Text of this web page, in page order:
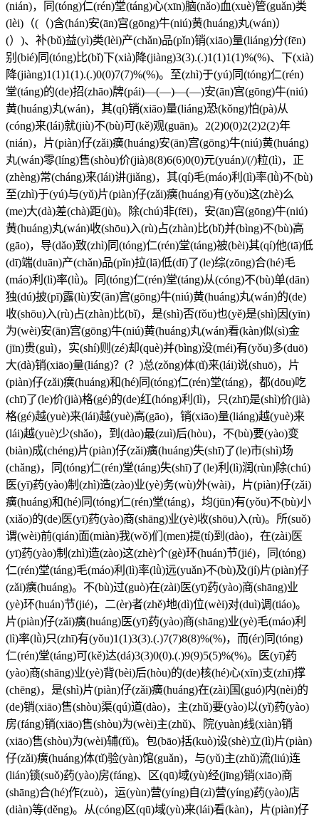
(nián)，同(tóng)仁(rén)堂(táng)心(xīn)脑(nǎo)血(xuè)管(guǎn)类
(lèi)（(（)含(hán)安(ān)宫(gōng)牛(niú)黄(huáng)丸(wán)）
(）)、补(bǔ)益(yì)类(lèi)产(chǎn)品(pǐn)销(xiāo)量(liáng)分(fēn)
别(bié)同(tóng)比(bǐ)下(xià)降(jiàng)3(3).(.)1(1)1(1)%(%)、下(xià)
降(jiàng)1(1)1(1).(.)0(0)7(7)%(%)。至(zhì)于(yú)同(tóng)仁(rén)
堂(táng)的(de)招(zhāo)牌(pái)—(—)—(—)安(ān)宫(gōng)牛(niú)
黄(huáng)丸(wán)，其(qí)销(xiāo)量(liáng)恐(kǒng)怕(pà)从
(cóng)来(lái)就(jiù)不(bù)可(kě)观(guān)。2(2)0(0)2(2)2(2)年
(nián)，片(piàn)仔(zǎi)癀(huáng)安(ān)宫(gōng)牛(niú)黄(huáng)
丸(wán)零(líng)售(shòu)价(jià)8(8)6(6)0(0)元(yuán)/(/)粒(lì)，正
(zhèng)常(cháng)来(lái)讲(jiǎng)，其(qí)毛(máo)利(lì)率(lǜ)不(bù)
至(zhì)于(yú)与(yǔ)片(piàn)仔(zǎi)癀(huáng)有(yǒu)这(zhè)么
(me)大(dà)差(chà)距(jù)。除(chú)非(fēi)，安(ān)宫(gōng)牛(niú)
黄(huáng)丸(wán)收(shōu)入(rù)占(zhàn)比(bǐ)并(bìng)不(bù)高
(gāo)，导(dǎo)致(zhì)同(tóng)仁(rén)堂(táng)被(bèi)其(qí)他(tā)低
(dī)端(duān)产(chǎn)品(pǐn)拉(lā)低(dī)了(le)综(zōng)合(hé)毛
(máo)利(lì)率(lǜ)。同(tóng)仁(rén)堂(táng)从(cóng)不(bù)单(dān)
独(dú)披(pī)露(lù)安(ān)宫(gōng)牛(niú)黄(huáng)丸(wán)的(de)
收(shōu)入(rù)占(zhàn)比(bǐ)，是(shì)否(fǒu)也(yě)是(shì)因(yīn)
为(wèi)安(ān)宫(gōng)牛(niú)黄(huáng)丸(wán)看(kàn)似(sì)金
(jīn)贵(guì)，实(shí)则(zé)却(què)并(bìng)没(méi)有(yǒu)多(duō)
大(dà)销(xiāo)量(liáng)？(？)总(zǒng)体(tǐ)来(lái)说(shuō)，片
(piàn)仔(zǎi)癀(huáng)和(hé)同(tóng)仁(rén)堂(táng)，都(dōu)吃
(chī)了(le)价(jià)格(gé)的(de)红(hóng)利(lì)，只(zhī)是(shì)价(jià)
格(gé)越(yuè)来(lái)越(yuè)高(gāo)，销(xiāo)量(liáng)越(yuè)来
(lái)越(yuè)少(shǎo)，到(dào)最(zuì)后(hòu)，不(bù)要(yào)变
(biàn)成(chéng)片(piàn)仔(zǎi)癀(huáng)失(shī)了(le)市(shì)场
(chǎng)，同(tóng)仁(rén)堂(táng)失(shī)了(le)利(lì)润(rùn)除(chú)
医(yī)药(yào)制(zhì)造(zào)业(yè)务(wù)外(wài)，片(piàn)仔(zǎi)
癀(huáng)和(hé)同(tóng)仁(rén)堂(táng)，均(jūn)有(yǒu)不(bù)小
(xiǎo)的(de)医(yī)药(yào)商(shāng)业(yè)收(shōu)入(rù)。所(suǒ)
谓(wèi)前(qián)面(miàn)我(wǒ)们(men)提(tí)到(dào)，在(zài)医
(yī)药(yào)制(zhì)造(zào)这(zhè)个(gè)环(huán)节(jié)，同(tóng)
仁(rén)堂(táng)毛(máo)利(lì)率(lǜ)远(yuǎn)不(bù)及(jí)片(piàn)仔
(zǎi)癀(huáng)。不(bù)过(guò)在(zài)医(yī)药(yào)商(shāng)业
(yè)环(huán)节(jié)，二(èr)者(zhě)地(dì)位(wèi)对(duì)调(tiáo)。
片(piàn)仔(zǎi)癀(huáng)医(yī)药(yào)商(shāng)业(yè)毛(máo)利
(lì)率(lǜ)只(zhī)有(yǒu)1(1)3(3).(.)7(7)8(8)%(%)，而(ér)同(tóng)
仁(rén)堂(táng)可(kě)达(dá)3(3)0(0).(.)9(9)5(5)%(%)。医(yī)药
(yào)商(shāng)业(yè)背(bèi)后(hòu)的(de)核(hé)心(xīn)支(zhī)撑
(chēng)，是(shì)片(piàn)仔(zǎi)癀(huáng)在(zài)国(guó)内(nèi)的
(de)销(xiāo)售(shòu)渠(qú)道(dào)，主(zhǔ)要(yào)以(yǐ)药(yào)
房(fáng)销(xiāo)售(shòu)为(wèi)主(zhǔ)、院(yuàn)线(xiàn)销
(xiāo)售(shòu)为(wèi)辅(fǔ)。包(bāo)括(kuò)设(shè)立(lì)片(piàn)
仔(zǎi)癀(huáng)体(tǐ)验(yàn)馆(guǎn)，与(yǔ)主(zhǔ)流(liú)连
(lián)锁(suǒ)药(yào)房(fáng)、区(qū)域(yù)经(jīng)销(xiāo)商
(shāng)合(hé)作(zuò)，运(yùn)营(yíng)自(zì)营(yíng)药(yào)店
(diàn)等(děng)。从(cóng)区(qū)域(yù)来(lái)看(kàn)，片(piàn)仔